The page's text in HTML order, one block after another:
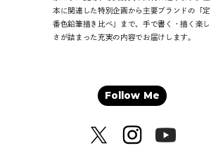
本に関連した特別企画から主要ブランドの「定
番色鉛筆描き比べ」まで、手で書く・描く楽し
さが詰まった充実の内容でお届けします。
Follow Me